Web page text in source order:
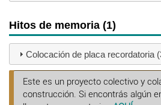
Hitos de memoria (1)
Colocación de placa recordatoria
Este es un proyecto colectivo y
construcción. Si encontrás algún